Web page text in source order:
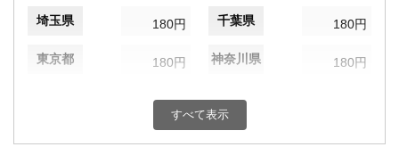
埼玉県 180円 千葉県 180円
東京都 180円 神奈川県 180円
180円 富山県
すべて表示